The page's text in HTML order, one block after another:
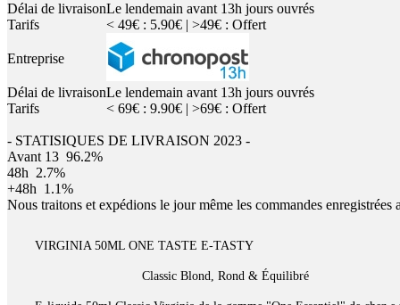
Délai de livraisonLe lendemain avant 13h jours ouvrés
Tarifs
< 49€ : 5.90€ | >49€ : Offert
Entreprise
Délai de livraisonLe lendemain avant 13h jours ouvrés
Tarifs
< 69€ : 9.90€ | >69€ : Offert
- STATISIQUES DE LIVRAISON 2023 -
Avant 13 96.2%
48h 2.7%
+48h 1.1%
Nous traitons et expédions le jour même les commandes
VIRGINIA 50ML ONE TASTE E-TASTY
Classic Blond, Rond & Équilibré